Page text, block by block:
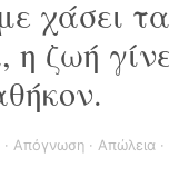
χάσει
η ζωή
· Απόγνωση · Απώλεια ·